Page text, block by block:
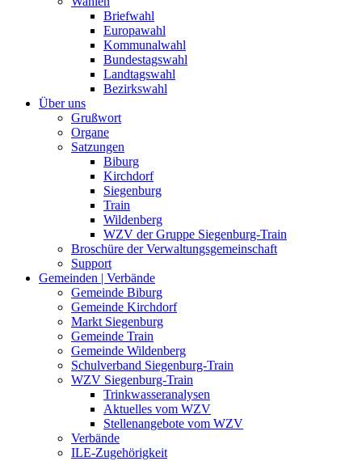
Briefwahl
Europawahl
Kommunalwahl
Bundestagswahl
Landtagswahl
Bezirkswahl
Über uns
Grußwort
Organe
Satzungen
Biburg
Kirchdorf
Siegenburg
Train
Wildenberg
WZV der Gruppe Siegenburg-Train
Broschüre der Verwaltungsgemeinschaft
Support
Gemeinden | Verbände
Gemeinde Biburg
Gemeinde Kirchdorf
Markt Siegenburg
Gemeinde Train
Gemeinde Wildenberg
Schulverband Siegenburg-Train
WZV Siegenburg-Train
Trinkwasseranalysen
Aktuelles vom WZV
Stellenangebote vom WZV
Verbände
ILE-Zugehörigkeit